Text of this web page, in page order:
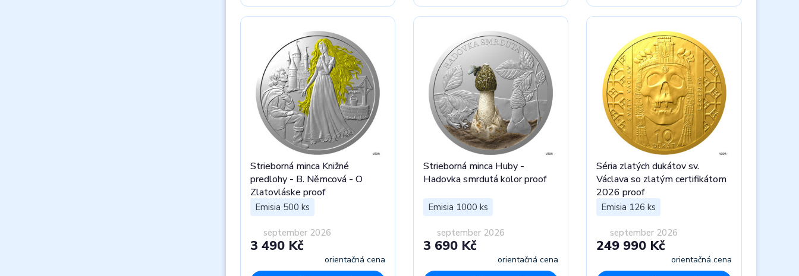
Strieborná minca Knižné
predlohy - B. Němcová - O
Zlatovláske proof
Emisia 500 ks
september 2026
3 490 Kč
orientačná cena
Strieborná minca Huby -
Hadovka smrdutá kolor proof
Emisia 1000 ks
september 2026
3 690 Kč
orientačná cena
Séria zlatých dukátov sv.
Václava so zlatým certifikátom
2026 proof
Emisia 126 ks
september 2026
249 990 Kč
orientačná cena